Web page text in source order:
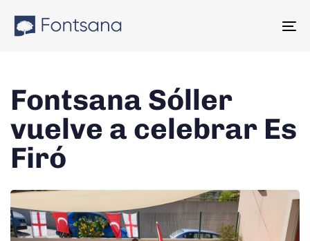
links
Fontsana Sóller
vuelve a celebrar Es
Firó